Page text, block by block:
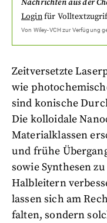
Nachrichten aus der
Loginfür
Von Wiley-VCHzur Verfügung
Zeitversetzte
wie
sind konische
Die kolloidale
Materialklassen
und frühe
sowie Synthesen
Halbleitern
lassen sich am
falten, sondern